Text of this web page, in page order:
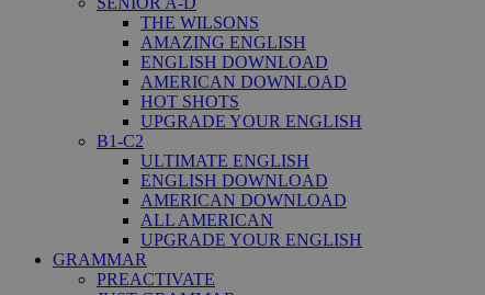
THE WILSONS
AMAZING ENGLISH
ENGLISH DOWNLOAD
AMERICAN DOWNLOAD
HOT SHOTS
UPGRADE YOUR ENGLISH
B1-C2
ULTIMATE ENGLISH
ENGLISH DOWNLOAD
AMERICAN DOWNLOAD
ALL AMERICAN
UPGRADE YOUR ENGLISH
GRAMMAR
PREACTIVATE